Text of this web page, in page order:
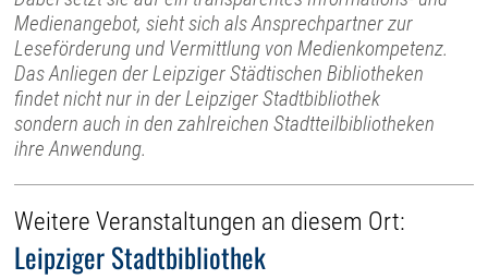
Medienangebot, sieht sich als Ansprechpartner zur
Leseförderung und Vermittlung von Medienkompetenz.
Das Anliegen der Leipziger Städtischen Bibliotheken
findet nicht nur in der Leipziger Stadtbibliothek
sondern auch in den zahlreichen Stadtteilbibliotheken
ihre Anwendung.
Weitere Veranstaltungen an diesem Ort:
Leipziger Stadtbibliothek